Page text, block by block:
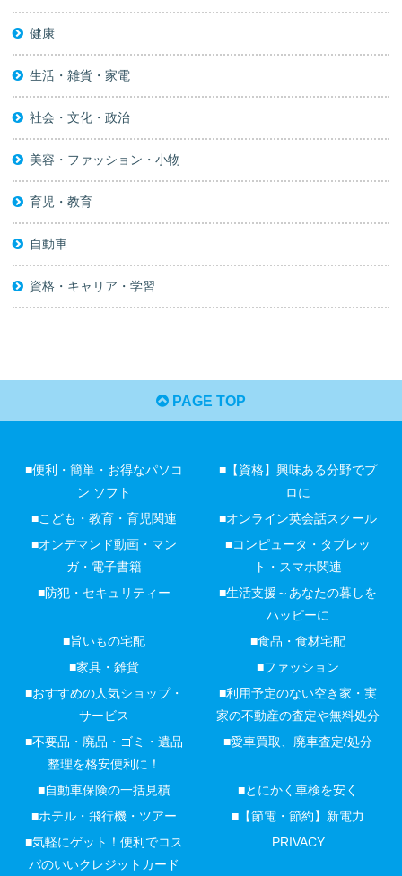
健康
生活・雑貨・家電
社会・文化・政治
美容・ファッション・小物
育児・教育
自動車
資格・キャリア・学習
PAGE TOP
■便利・簡単・お得なパソコ
ン ソフト
■【資格】興味ある分野でプ
ロに
■こども・教育・育児関連
■オンライン英会話スクール
■オンデマンド動画・マン
ガ・電子書籍
■コンピュータ・タブレッ
ト・スマホ関連
■防犯・セキュリティー
■生活支援～あなたの暮しを
ハッピーに
■旨いもの宅配
■食品・食材宅配
■家具・雑貨
■ファッション
■おすすめの人気ショップ・
サービス
■利用予定のない空き家・実
家の不動産の査定や無料処分
■不要品・廃品・ゴミ・遺品
整理を格安便利に！
■愛車買取、廃車査定/処分
■自動車保険の一括見積
■とにかく車検を安く
■ホテル・飛行機・ツアー
■【節電・節約】新電力
■気軽にゲット！便利でコス
パのいいクレジットカード
PRIVACY